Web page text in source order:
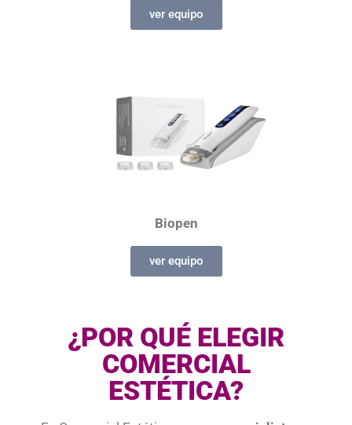
ver equipo
Biopen
ver equipo
¿POR QUÉ ELEGIR
COMERCIAL
ESTÉTICA?